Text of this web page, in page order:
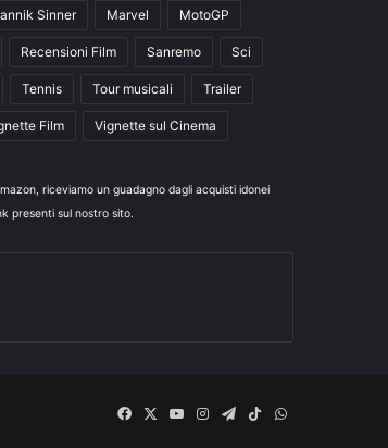
Sinner Marvel MotoGP
Recensioni Film Sanremo Sci
Tennis Tour musicali Trailer
Film Vignette sul Cinema
riceviamo un guadagno dagli acquisti idonei
presenti sul nostro sito.
Facebook
X
YouInstagram
Telegram
TikTokWhatsApp